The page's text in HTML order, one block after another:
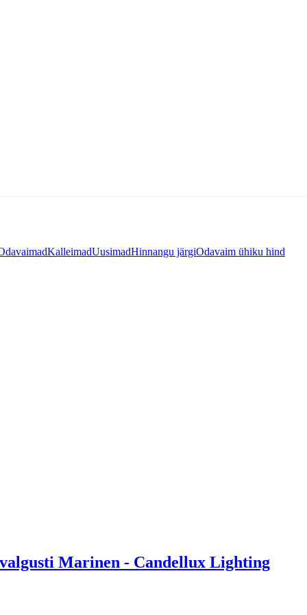
KalleimadUusimadHinnangu järgiOdavaim ühiku hind
Marinen - Candellux Lighting